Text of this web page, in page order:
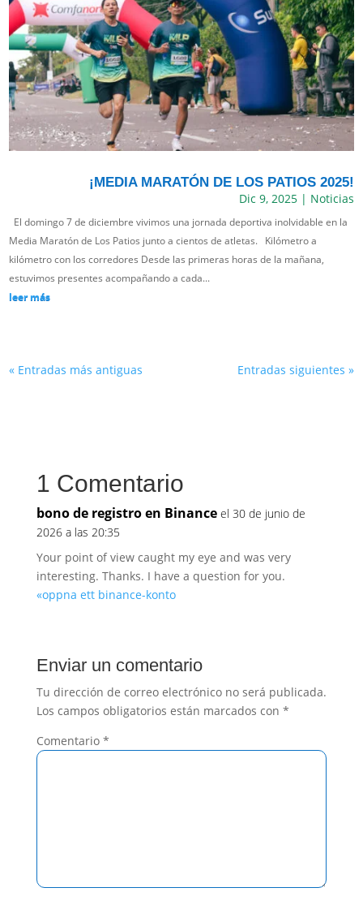
¡MEDIA MARATÓN DE LOS PATIOS 2025!
Dic 9, 2025| Noticias
El domingo 7 de diciembre vivimos una jornada deportiva inolvidable en la
Media Maratón de Los Patios junto a cientos de atletas. Kilómetro a
kilómetro con los corredores Desde las primeras horas de la mañana,
estuvimos presentes acompañando a cada...
leer más
« Entradas más antiguas Entradas siguientes »
1 Comentario
bono de registro en Binance el 30 de junio de
2026 a las 20:35
Your point of view caught my eye and was very
interesting. Thanks. I have a question for you.
«oppna ett binance-konto
Enviar un comentario
Tu dirección de correo electrónico no será publicada.
Los campos obligatorios están marcados con *
Comentario *